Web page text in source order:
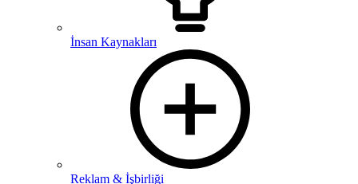
İnsan Kaynakları
Reklam & İşbirliği